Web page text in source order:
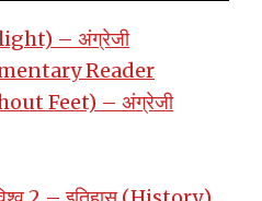
– अंग्रेजी
Reader
Feet) – अंग्रेजी